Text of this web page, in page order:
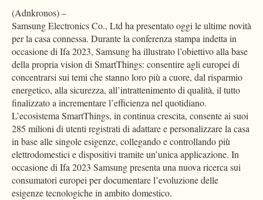
(Adnkronos) –
Samsung Electronics Co., Ltd ha presentato oggi le ultime novità
per la casa connessa. Durante la conferenza stampa indetta in
occasione di Ifa 2023, Samsung ha illustrato l’obiettivo alla base
della propria vision di SmartThings: consentire agli europei di
concentrarsi sui temi che stanno loro più a cuore, dal risparmio
energetico, alla sicurezza, all’intrattenimento di qualità, il tutto
finalizzato a incrementare l’efficienza nel quotidiano.
L’ecosistema SmartThings, in continua crescita, consente ai suoi
285 milioni di utenti registrati di adattare e personalizzare la casa
in base alle singole esigenze, collegando e controllando più
elettrodomestici e dispositivi tramite un’unica applicazione. In
occasione di Ifa 2023 Samsung presenta una nuova ricerca sui
consumatori europei per documentare l’evoluzione delle
esigenze tecnologiche in ambito domestico.